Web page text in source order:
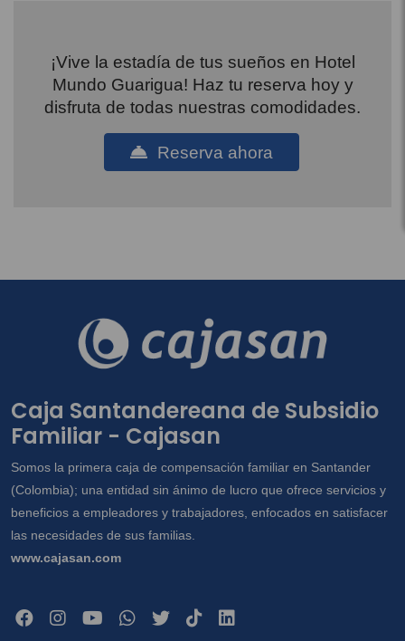
¡Vive la estadía de tus sueños en Hotel
Mundo Guarigua! Haz tu reserva hoy y
disfruta de todas nuestras comodidades.
Reserva ahora
Caja Santandereana de Subsidio
Familiar - Cajasan
Somos la primera caja de compensación familiar en Santander
(Colombia); una entidad sin ánimo de lucro que ofrece servicios y
beneficios a empleadores y trabajadores, enfocados en satisfacer
las necesidades de sus familias.
www.cajasan.com